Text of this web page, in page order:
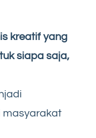
kreatif yang
siapa saja,
masyarakat